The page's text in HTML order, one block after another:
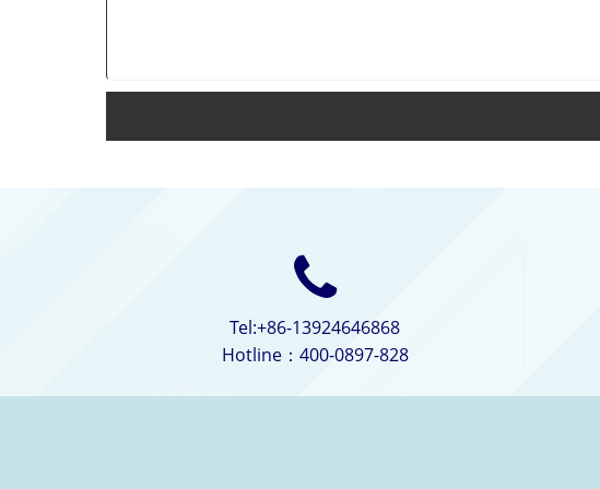
Tel:+86-13924646868
Hotline：400-0897-828